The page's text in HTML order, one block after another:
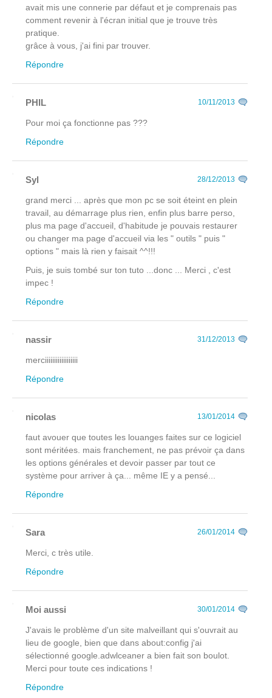
avait mis une connerie par défaut et je comprenais pas
comment revenir à l'écran initial que je trouve très
pratique.
grâce à vous, j'ai fini par trouver.
Répondre
PHIL 10/11/2013
Pour moi ça fonctionne pas ???
Répondre
Syl 28/12/2013
grand merci ... après que mon pc se soit éteint en plein
travail, au démarrage plus rien, enfin plus barre perso,
plus ma page d'accueil, d'habitude je pouvais restaurer
ou changer ma page d'accueil via les " outils " puis "
options " mais là rien y faisait ^^!!!
Puis, je suis tombé sur ton tuto ...donc ... Merci , c'est
impec !
Répondre
nassir 31/12/2013
merciiiiiiiiiiiiiiiiii
Répondre
nicolas 13/01/2014
faut avouer que toutes les louanges faites sur ce logiciel
sont méritées. mais franchement, ne pas prévoir ça dans
les options générales et devoir passer par tout ce
système pour arriver à ça... même IE y a pensé...
Répondre
Sara 26/01/2014
Merci, c très utile.
Répondre
Moi aussi 30/01/2014
J'avais le problème d'un site malveillant qui s'ouvrait au
lieu de google, bien que dans about:config j'ai
sélectionné google.adwlceaner a bien fait son boulot.
Merci pour toute ces indications !
Répondre